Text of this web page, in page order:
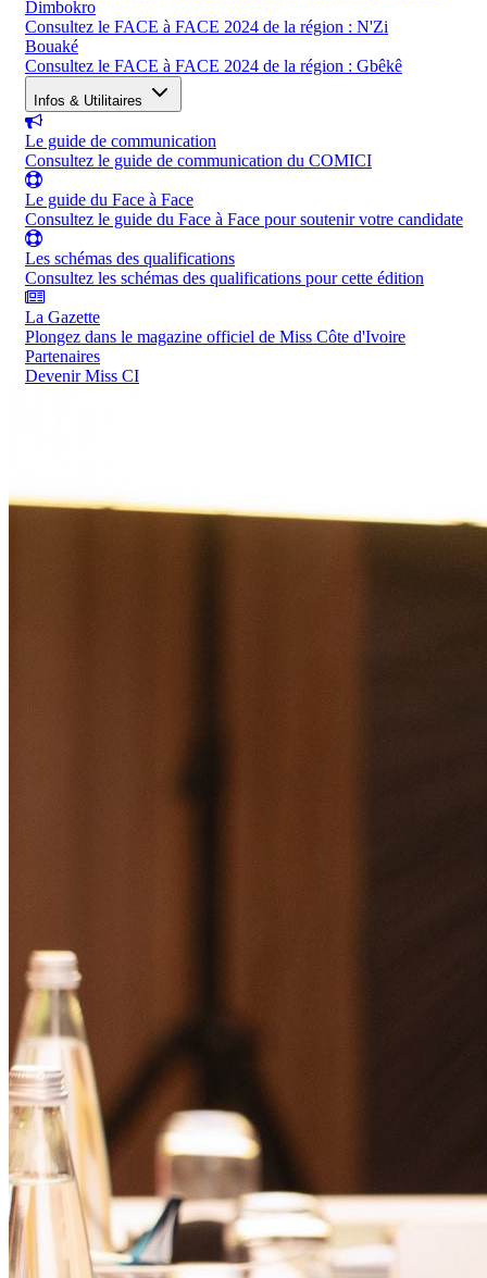
Dimbokro
Consultez le FACE à FACE 2024 de la région : N'Zi
Bouaké
Consultez le FACE à FACE 2024 de la région : Gbêkê
Infos & Utilitaires
Le guide de communication
Consultez le guide de communication du COMICI
Le guide du Face à Face
Consultez le guide du Face à Face pour soutenir votre candidate
Les schémas des qualifications
Consultez les schémas des qualifications pour cette édition
La Gazette
Plongez dans le magazine officiel de Miss Côte d'Ivoire
Partenaires
Devenir Miss CI